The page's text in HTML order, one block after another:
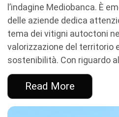
l’indagine Mediobanca. È
delle aziende dedica
tema dei vitigni autoctoni
valorizzazione del territorio
sostenibilità. Con riguardo
Read More